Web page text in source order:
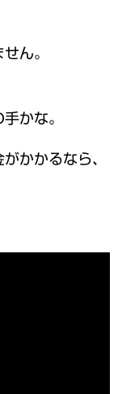
ん。
かな。
かかるなら、